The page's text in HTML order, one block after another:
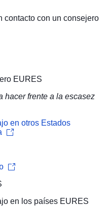
contacto con un consejero
EURES
hacer frente a la escasez
en otros Estados
en los países EURES